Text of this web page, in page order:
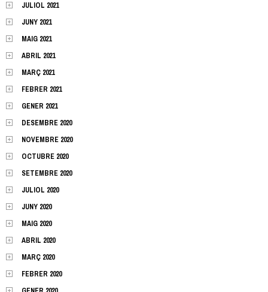
JULIOL 2021
JUNY 2021
MAIG 2021
ABRIL 2021
MARÇ 2021
FEBRER 2021
GENER 2021
DESEMBRE 2020
NOVEMBRE 2020
OCTUBRE 2020
SETEMBRE 2020
JULIOL 2020
JUNY 2020
MAIG 2020
ABRIL 2020
MARÇ 2020
FEBRER 2020